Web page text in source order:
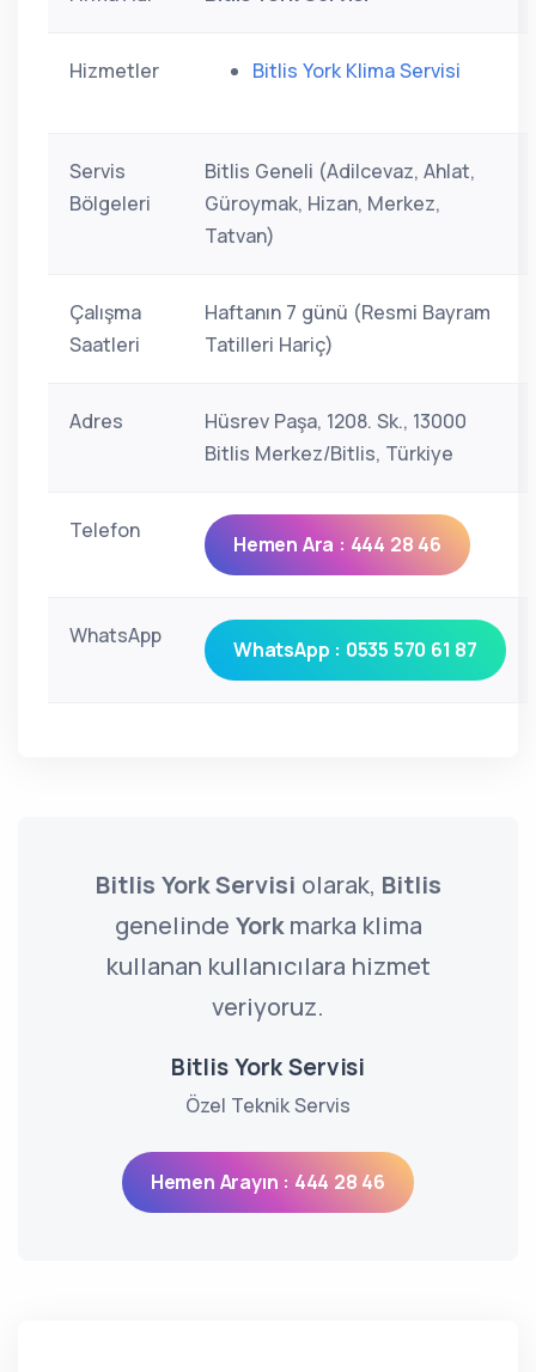
Hizmetler Bitlis York Klima Servisi
Servis
Bölgeleri
Bitlis Geneli (Adilcevaz, Ahlat,
Güroymak, Hizan, Merkez,
Tatvan)
Çalışma
Saatleri
Haftanın 7 günü (Resmi Bayram
Tatilleri Hariç)
Adres
Hüsrev Paşa, 1208. Sk., 13000
Bitlis Merkez/Bitlis, Türkiye
Telefon
Hemen Ara : 444 28 46
WhatsApp
WhatsApp : 0535 570 61 87
Bitlis York Servisi olarak, Bitlis
genelinde Yorkmarka klima
kullanan kullanıcılara hizmet
veriyoruz.
Bitlis York Servisi
Özel Teknik Servis
Hemen Arayın : 444 28 46